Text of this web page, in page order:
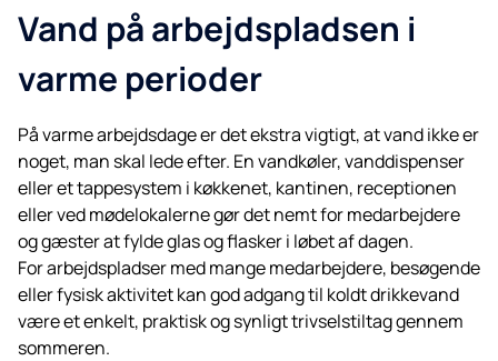
Vand på arbejdspladsen i
varme perioder
På varme arbejdsdage er det ekstra vigtigt, at vand ikke er
noget, man skal lede efter. En vandkøler, vanddispenser
eller et tappesystem i køkkenet, kantinen, receptionen
eller ved mødelokalerne gør det nemt for medarbejdere
og gæster at fylde glas og flasker i løbet af dagen.
For arbejdspladser med mange medarbejdere, besøgende
eller fysisk aktivitet kan god adgang til koldt drikkevand
være et enkelt, praktisk og synligt trivselstiltag gennem
sommeren.